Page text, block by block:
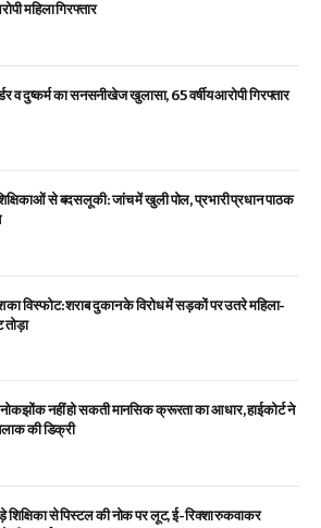
महिला गिरफ्तार
व दुष्कर्म का सनसनीखेज खुलासा, 65 वर्षीय आरोपी गिरफ्तार
से बदसलूकी: जांच में खुली पोल, प्रभारी प्रधान पाठक
विस्फोट: शराब दुकान के विरोध में सड़कों पर उतरे महिला-
तोड़ा
नोकझोंक नहीं हो सकती मानसिक क्रूरता का आधार, हाईकोर्ट ने
की डिक्री
शिक्षिका से पिस्टल की नोक पर लूट, ई-रिक्शा रुकवाकर